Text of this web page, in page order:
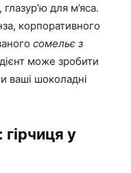
для м’яса.
корпоративного
сомельє з
може зробити
ваші шоколадні
гірчиця у